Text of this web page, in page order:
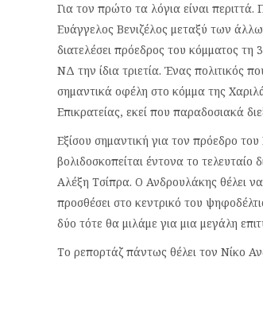
Για τον πρώτο τα λόγια είναι περιττά.
Ευάγγελος Βενιζέλος μεταξύ των
διατελέσει πρόεδρος του κόμματος
ΝΔ την ίδια τριετία. Ένας πολιτικός
σημαντικά οφέλη στο κόμμα της
Επικρατείας, εκεί που παραδοσιακά
Εξίσου σημαντική για τον πρόεδρο
βολιδοσκοπείται έντονα το
Αλέξη Τσίπρα. Ο Ανδρουλάκης θέλει
προσθέσει στο κεντρικό του
δύο τότε θα μιλάμε για μια μεγάλη
Το ρεπορτάζ πάντως θέλει τον Νίκο